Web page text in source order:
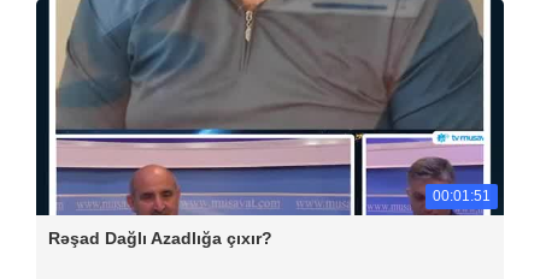
00:01:51
Rəşad Dağlı Azadlığa çıxır?